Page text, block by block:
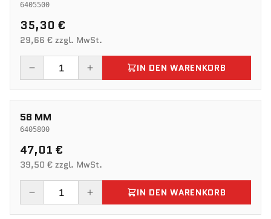
6405500
35,30 €
29,66 € zzgl. MwSt.
IN DEN WARENKORB
58 MM
6405800
47,01 €
39,50 € zzgl. MwSt.
IN DEN WARENKORB